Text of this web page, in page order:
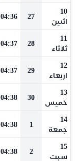
10
اثنين
27
04:36
11
ثلاثاء
28
04:37
12
اربعاء
29
04:37
13
خميس
30
04:38
14
جمعة
1
04:38
15
سبت
2
04:38